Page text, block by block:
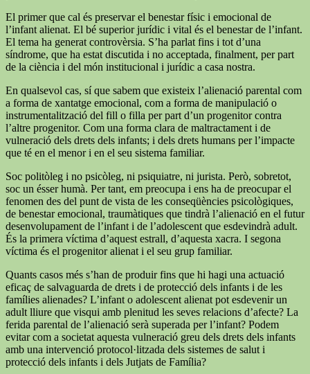
El primer que cal és preservar el benestar físic i emocional de
l’infant alienat. El bé superior jurídic i vital és el benestar de l’infant.
El tema ha generat controvèrsia. S’ha parlat fins i tot d’una
síndrome, que ha estat discutida i no acceptada, finalment, per part
de la ciència i del món institucional i jurídic a casa nostra.
En qualsevol cas, sí que sabem que existeix l’alienació parental com
a forma de xantatge emocional, com a forma de manipulació o
instrumentalització del fill o filla per part d’un progenitor contra
l’altre progenitor. Com una forma clara de maltractament i de
vulneració dels drets dels infants; i dels drets humans per l’impacte
que té en el menor i en el seu sistema familiar.
Soc politòleg i no psicòleg, ni psiquiatre, ni jurista. Però, sobretot,
soc un ésser humà. Per tant, em preocupa i ens ha de preocupar el
fenomen des del punt de vista de les conseqüències psicològiques,
de benestar emocional, traumàtiques que tindrà l’alienació en el futur
desenvolupament de l’infant i de l’adolescent que esdevindrà adult.
És la primera víctima d’aquest estrall, d’aquesta xacra. I segona
víctima és el progenitor alienat i el seu grup familiar.
Quants casos més s’han de produir fins que hi hagi una actuació
eficaç de salvaguarda de drets i de protecció dels infants i de les
famílies alienades? L’infant o adolescent alienat pot esdevenir un
adult lliure que visqui amb plenitud les seves relacions d’afecte? La
ferida parental de l’alienació serà superada per l’infant? Podem
evitar com a societat aquesta vulneració greu dels drets dels infants
amb una intervenció protocol·litzada dels sistemes de salut i
protecció dels infants i dels Jutjats de Família?